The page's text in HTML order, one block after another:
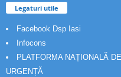
Legaturi utile
Facebook Dsp Iasi
Infocons
PLATFORMA NAȚIONALĂ
URGENȚĂ